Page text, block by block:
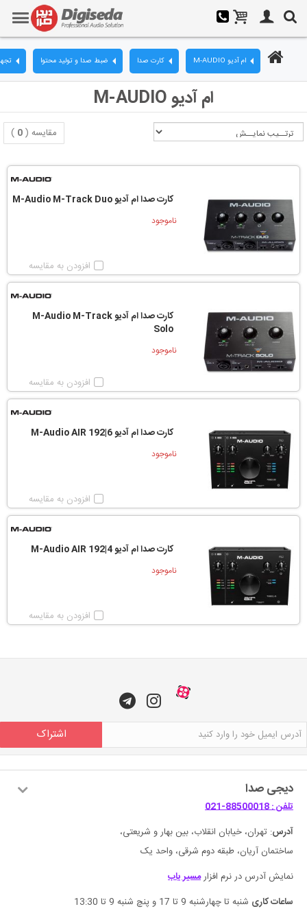
ضبط صدا و تولید محتوا کارت صدا ام آدیو M-AUDIO
ام آدیو M-AUDIO
مقایسه (0
)
کارت صدا ام آدیو M-Audio M-Track Duo
ناموجود
افزودن به مقایسه
کارت صدا ام آدیو M-Audio M-Track
Solo
ناموجود
افزودن به مقایسه
کارت صدا ام آدیو M-Audio AIR 192|6
ناموجود
افزودن به مقایسه
کارت صدا ام آدیو M-Audio AIR 192|4
ناموجود
افزودن به مقایسه
اشتراک
دیجی صدا
تلفن : 88500018-021
آدرس: تهران، خیابان انقلاب، بین بهار و شریعتی،
ساختمان آریان، طبقه دوم شرقی، واحد یک
نمایش آدرس در نرم افزارمسیر یاب
ساعات کاری شنبه تا چهارشنبه 9 تا 17 و پنچ شنبه 9 تا 13:30